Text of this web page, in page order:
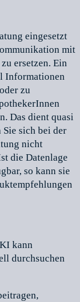
eingesetzt
mit
ersetzen. Ein
Informationen
zu
Das dient quasi
Sie sich bei der
nicht
die Datenlage
so kann sie
KI kann
durchsuchen